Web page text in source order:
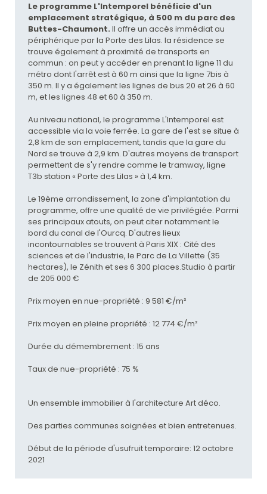
Le programme L'Intemporel bénéficie d'un
emplacement stratégique, à 500 m du parc des
Buttes-Chaumont. Il offre un accès immédiat au
périphérique par la Porte des Lilas. la résidence se
trouve également à proximité de transports en
commun : on peut y accéder en prenant la ligne 11 du
métro dont l'arrêt est à 60 m ainsi que la ligne 7bis à
350 m. Il y a également les lignes de bus 20 et 26 à 60
m, et les lignes 48 et 60 à 350 m.
Au niveau national, le programme L'Intemporel est
accessible via la voie ferrée. La gare de l'est se situe à
2,8 km de son emplacement, tandis que la gare du
Nord se trouve à 2,9 km. D'autres moyens de transport
permettent de s'y rendre comme le tramway, ligne
T3b station « Porte des Lilas » à 1,4 km.
Le 19ème arrondissement, la zone d'implantation du
programme, offre une qualité de vie privilégiée. Parmi
ses principaux atouts, on peut citer notamment le
bord du canal de l'Ourcq. D'autres lieux
incontournables se trouvent à Paris XIX : Cité des
sciences et de l'industrie, le Parc de La Villette (35
hectares), le Zénith et ses 6 300 places.Studio à partir
de 205 000 €
Prix moyen en nue-propriété : 9 581 €/m²
Prix moyen en pleine propriété : 12 774 €/m²
Durée du démembrement : 15 ans
Taux de nue-propriété : 75 %
Un ensemble immobilier à l'architecture Art déco.
Des parties communes soignées et bien entretenues.
Début de la période d'usufruit temporaire: 12 octobre
2021